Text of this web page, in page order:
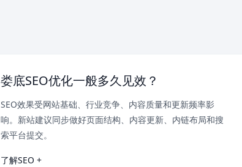
娄底SEO优化一般多久见效？
SEO效果受网站基础、行业竞争、内容质量和更新频率影
响。新站建议同步做好页面结构、内容更新、内链布局和搜
索平台提交。
了解SEO +